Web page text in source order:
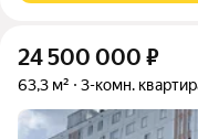
24 500 000 ₽
63,3 м² 3-комн.